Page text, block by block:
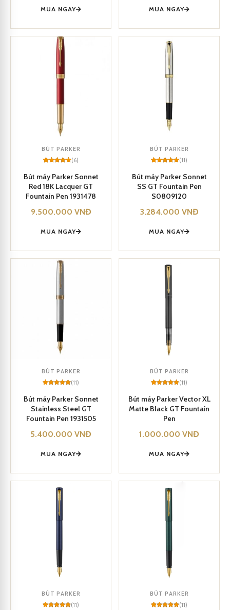
MUA NGAY MUA NGAY
BÚT PARKER
out of 5
based on
customer
(6)
Bút máy Parker Sonnet
Red 18K Lacquer GT
Fountain Pen 1931478
9.500.000 VNĐ
MUA NGAY
BÚT PARKER
out of 5
based on
customer
(11)
Bút máy Parker Sonnet
SS GT Fountain Pen
S0809120
3.284.000 VNĐ
MUA NGAY
BÚT PARKER
out of 5
based on
customer
(11)
Bút máy Parker Sonnet
Stainless Steel GT
Fountain Pen 1931505
5.400.000 VNĐ
MUA NGAY
BÚT PARKER
out of 5
based on
customer
(11)
Bút máy Parker Vector XL
Matte Black GT Fountain
Pen
1.000.000 VNĐ
MUA NGAY
BÚT PARKER
(11)
BÚT PARKER
(11)